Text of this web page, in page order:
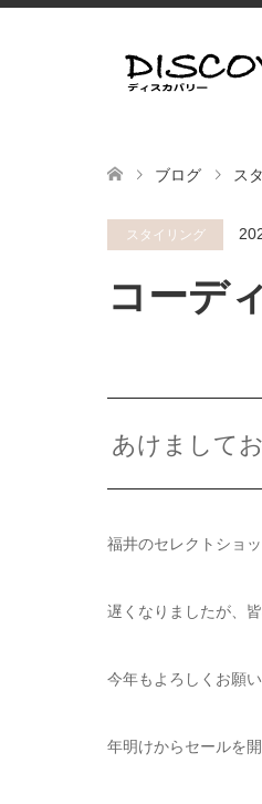
ブログ ス
スタイリング
コーデ
あけまして
福井のセレクトショ
遅くなりましたが、
今年もよろしくお願い
年明けからセールを